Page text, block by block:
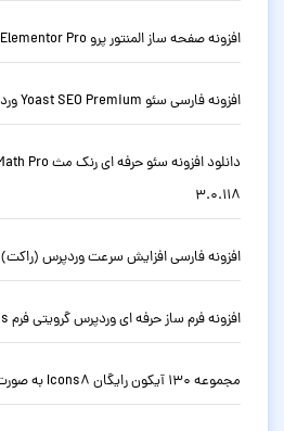
افزونه صفحه ساز المنتور پرو Elementor Pro وردپرس نسخه 4.2.1
افزونه فارسی سئو Yoast SEO Premium وردپرس نسخه حرفه ای 28.1
3.0.118
افزونه فارسی افزایش سرعت وردپرس (راکت) WP Rocket نسخه 3.23.1
افزونه فرم ساز حرفه ای وردپرس گرویتی فرم Gravity Forms نسخه 3.0.0
مجموعه 130 آیکون رایگان Icons8 به صورت SVG